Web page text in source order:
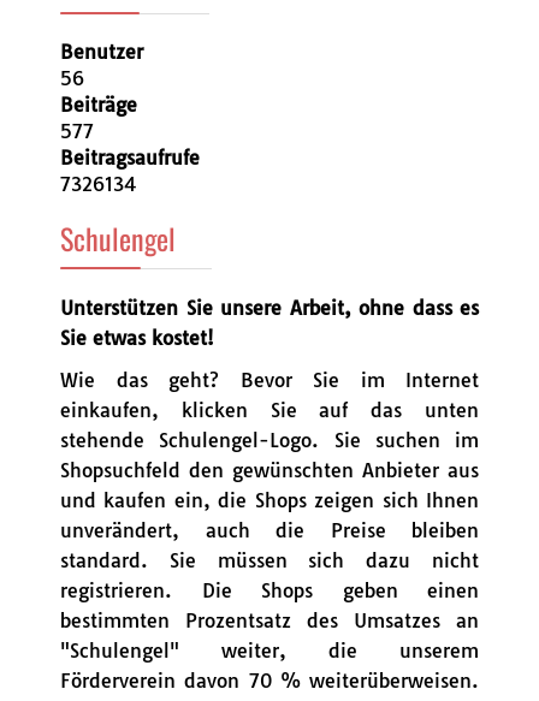
Benutzer
56
Beiträge
577
Beitragsaufrufe
7326134
Schulengel
Unterstützen Sie unsere Arbeit, ohne dass es
Sie etwas kostet!
Wie das geht? Bevor Sie im Internet
einkaufen, klicken Sie auf das unten
stehende Schulengel-Logo. Sie suchen im
Shopsuchfeld den gewünschten Anbieter aus
und kaufen ein, die Shops zeigen sich Ihnen
unverändert, auch die Preise bleiben
standard. Sie müssen sich dazu nicht
registrieren. Die Shops geben einen
bestimmten Prozentsatz des Umsatzes an
"Schulengel" weiter, die unserem
Förderverein davon 70 % weiterüberweisen.